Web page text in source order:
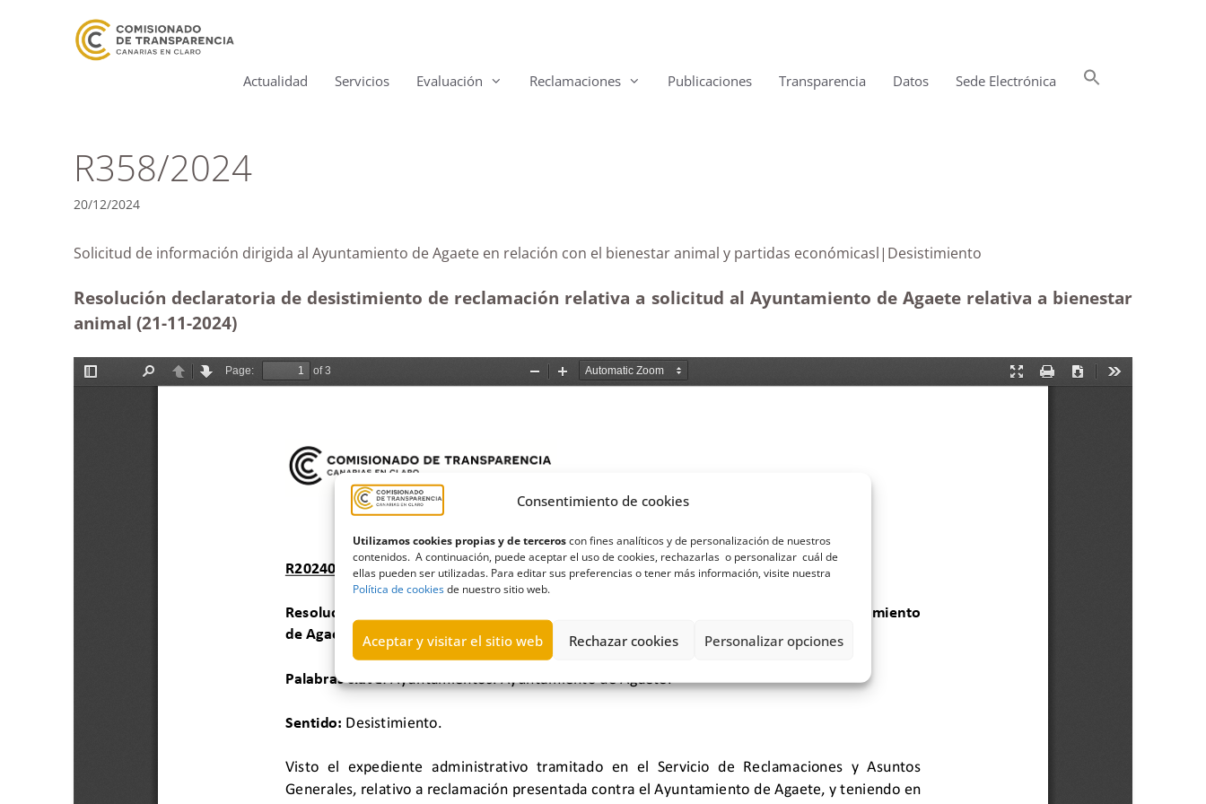
Consentimiento de cookies
Utilizamos cookies propias y de terceroscon fines analíticos y de personalización de nuestros
contenidos. A continuación, puede aceptar el uso de cookies, rechazarlas o personalizar cuál de
ellas pueden ser utilizadas. Para editar sus preferencias o tener más información, visite nuestra
Política de cookiesde nuestro sitio web.
Aceptar y visitar el sitio web Rechazar cookies Personalizar opciones
Actualidad Servicios Evaluación Reclamaciones Publicaciones Transparencia Datos Sede Electrónica
R358/2024
20/12/2024
Solicitud de información dirigida al Ayuntamiento de Agaete en relación con el bienestar animal y partidas económicasl|Desistimiento
Resolución declaratoria de desistimiento de reclamación relativa a solicitud al Ayuntamiento de Agaete relativa a bienestar
animal (21-11-2024)